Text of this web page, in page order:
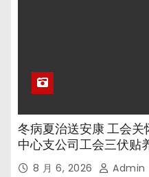
冬病夏治送安康 工会
中心支公司工会三伏贴
8 月 6, 2026 Admin